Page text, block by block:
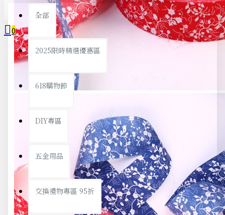
全部
2025限時精選優惠區
618購物節
DIY專區
五金用品
交換禮物專區 95折
0
您的購物車內沒有商品！